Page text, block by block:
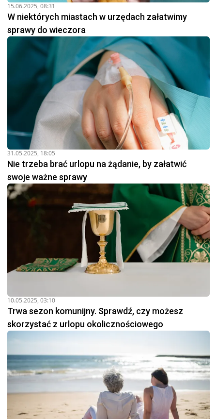
15.06.2025, 08:31
W niektórych miastach w urzędach załatwimy
sprawy do wieczora
31.05.2025, 18:05
Nie trzeba brać urlopu na żądanie, by załatwić
swoje ważne sprawy
10.05.2025, 03:10
Trwa sezon komunijny. Sprawdź, czy możesz
skorzystać z urlopu okolicznościowego